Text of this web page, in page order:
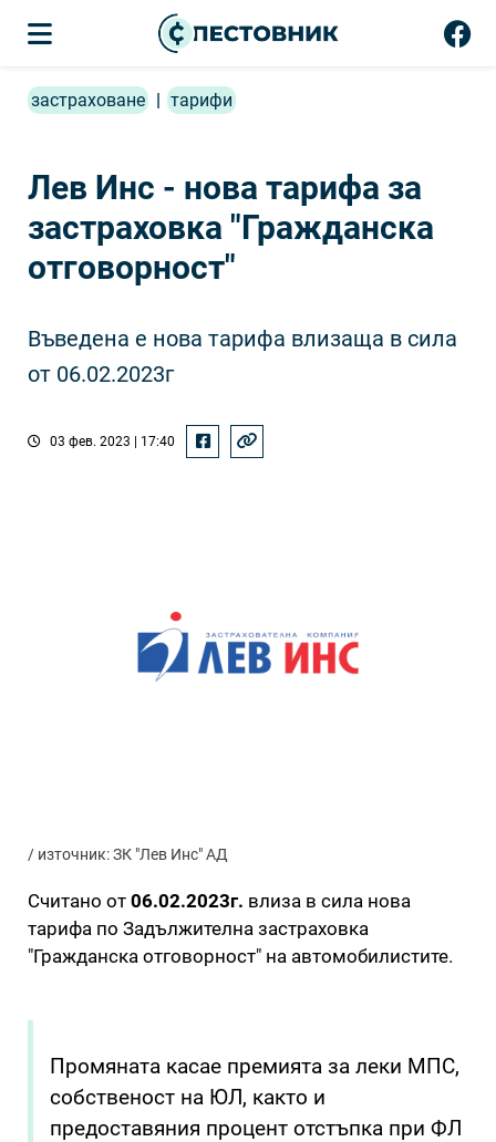
застраховане | тарифи
Лев Инс - нова тарифа за
застраховка "Гражданска
отговорност"
Въведена е нова тарифа влизаща в сила
от 06.02.2023г
03 фев. 2023 | 17:40
/ източник: ЗК "Лев Инс" АД
Считано от 06.02.2023г. влиза в сила нова
тарифа по Задължителна застраховка
"Гражданска отговорност" на автомобилистите.
Промяната касае премията за леки МПС,
собственост на ЮЛ, както и
предоставяния процент отстъпка при ФЛ